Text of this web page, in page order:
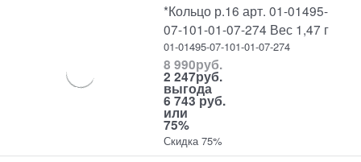
*Кольцо р.16 арт. 01-01495-
07-101-01-07-274 Вес 1,47 г
01-01495-07-101-01-07-274
8 990руб.
2 247руб.
выгода
6 743 руб.
или
75%
Скидка 75%